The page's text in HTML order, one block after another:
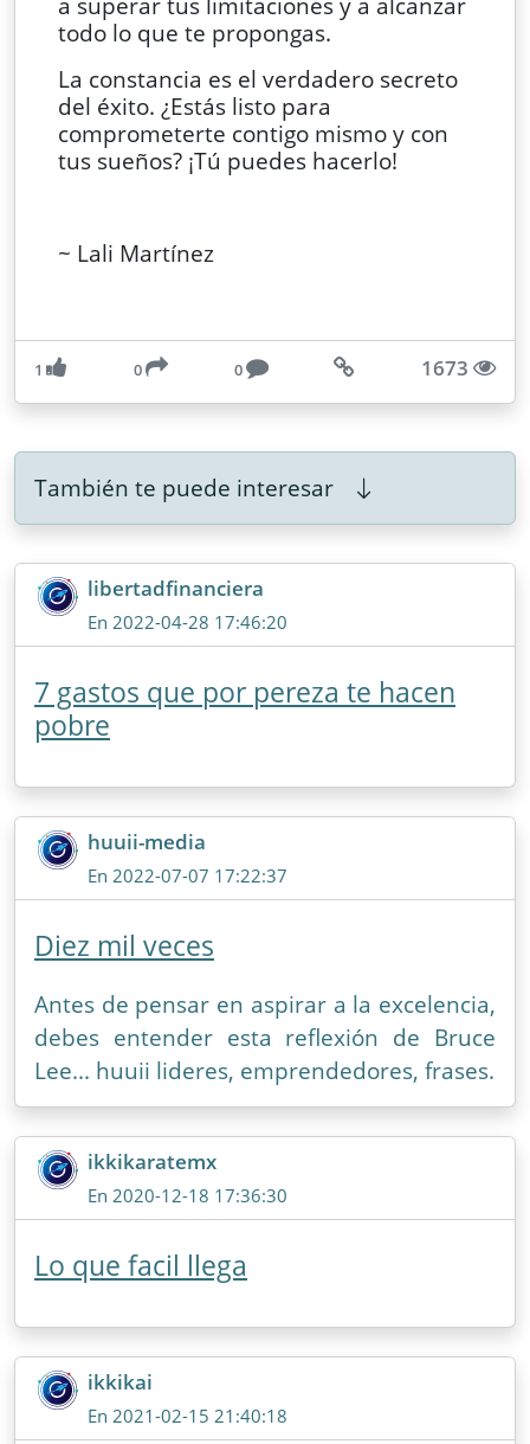
todo lo que te propongas.
La constancia es el verdadero secreto
del éxito. ¿Estás listo para
comprometerte contigo mismo y con
tus sueños? ¡Tú puedes hacerlo!
~ Lali Martínez
1 0 0 1673
También te puede interesar
libertadfinanciera
En 2022-04-28 17:46:20
7 gastos que por pereza te hacen
pobre
huuii-media
En 2022-07-07 17:22:37
Diez mil veces
Antes de pensar en aspirar a la excelencia,
debes entender esta reflexión de Bruce
Lee... huuii lideres, emprendedores, frases.
ikkikaratemx
En 2020-12-18 17:36:30
Lo que facil llega
ikkikai
En 2021-02-15 21:40:18